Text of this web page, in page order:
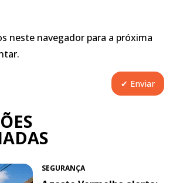
neste navegador para a próxima
SEGURANÇA